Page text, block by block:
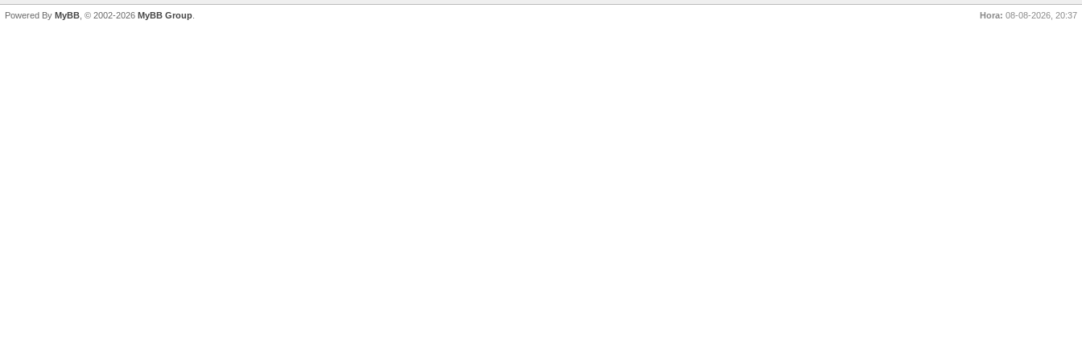
Hora: 08-08-2026, 20:37
Powered By MyBB , © 2002-2026 MyBB Group